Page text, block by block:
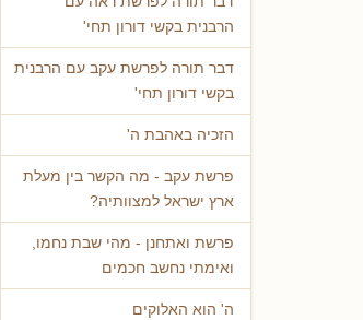
הרבנית בקשי דורון תחי'
דבר תורה לפרשת עקב עם הרבנית
בקשי דורון תחי'
הזכיה באהבת ה'
פרשת עקב - מה הקשר בין מעלת
ארץ ישראל למצוותיה?
פרשת ואתחנן - מהי שבת נחמו,
ואימתי נחשב חכמים
ה' הוא האלוקים